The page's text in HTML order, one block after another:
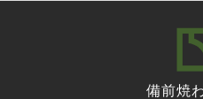
備前焼